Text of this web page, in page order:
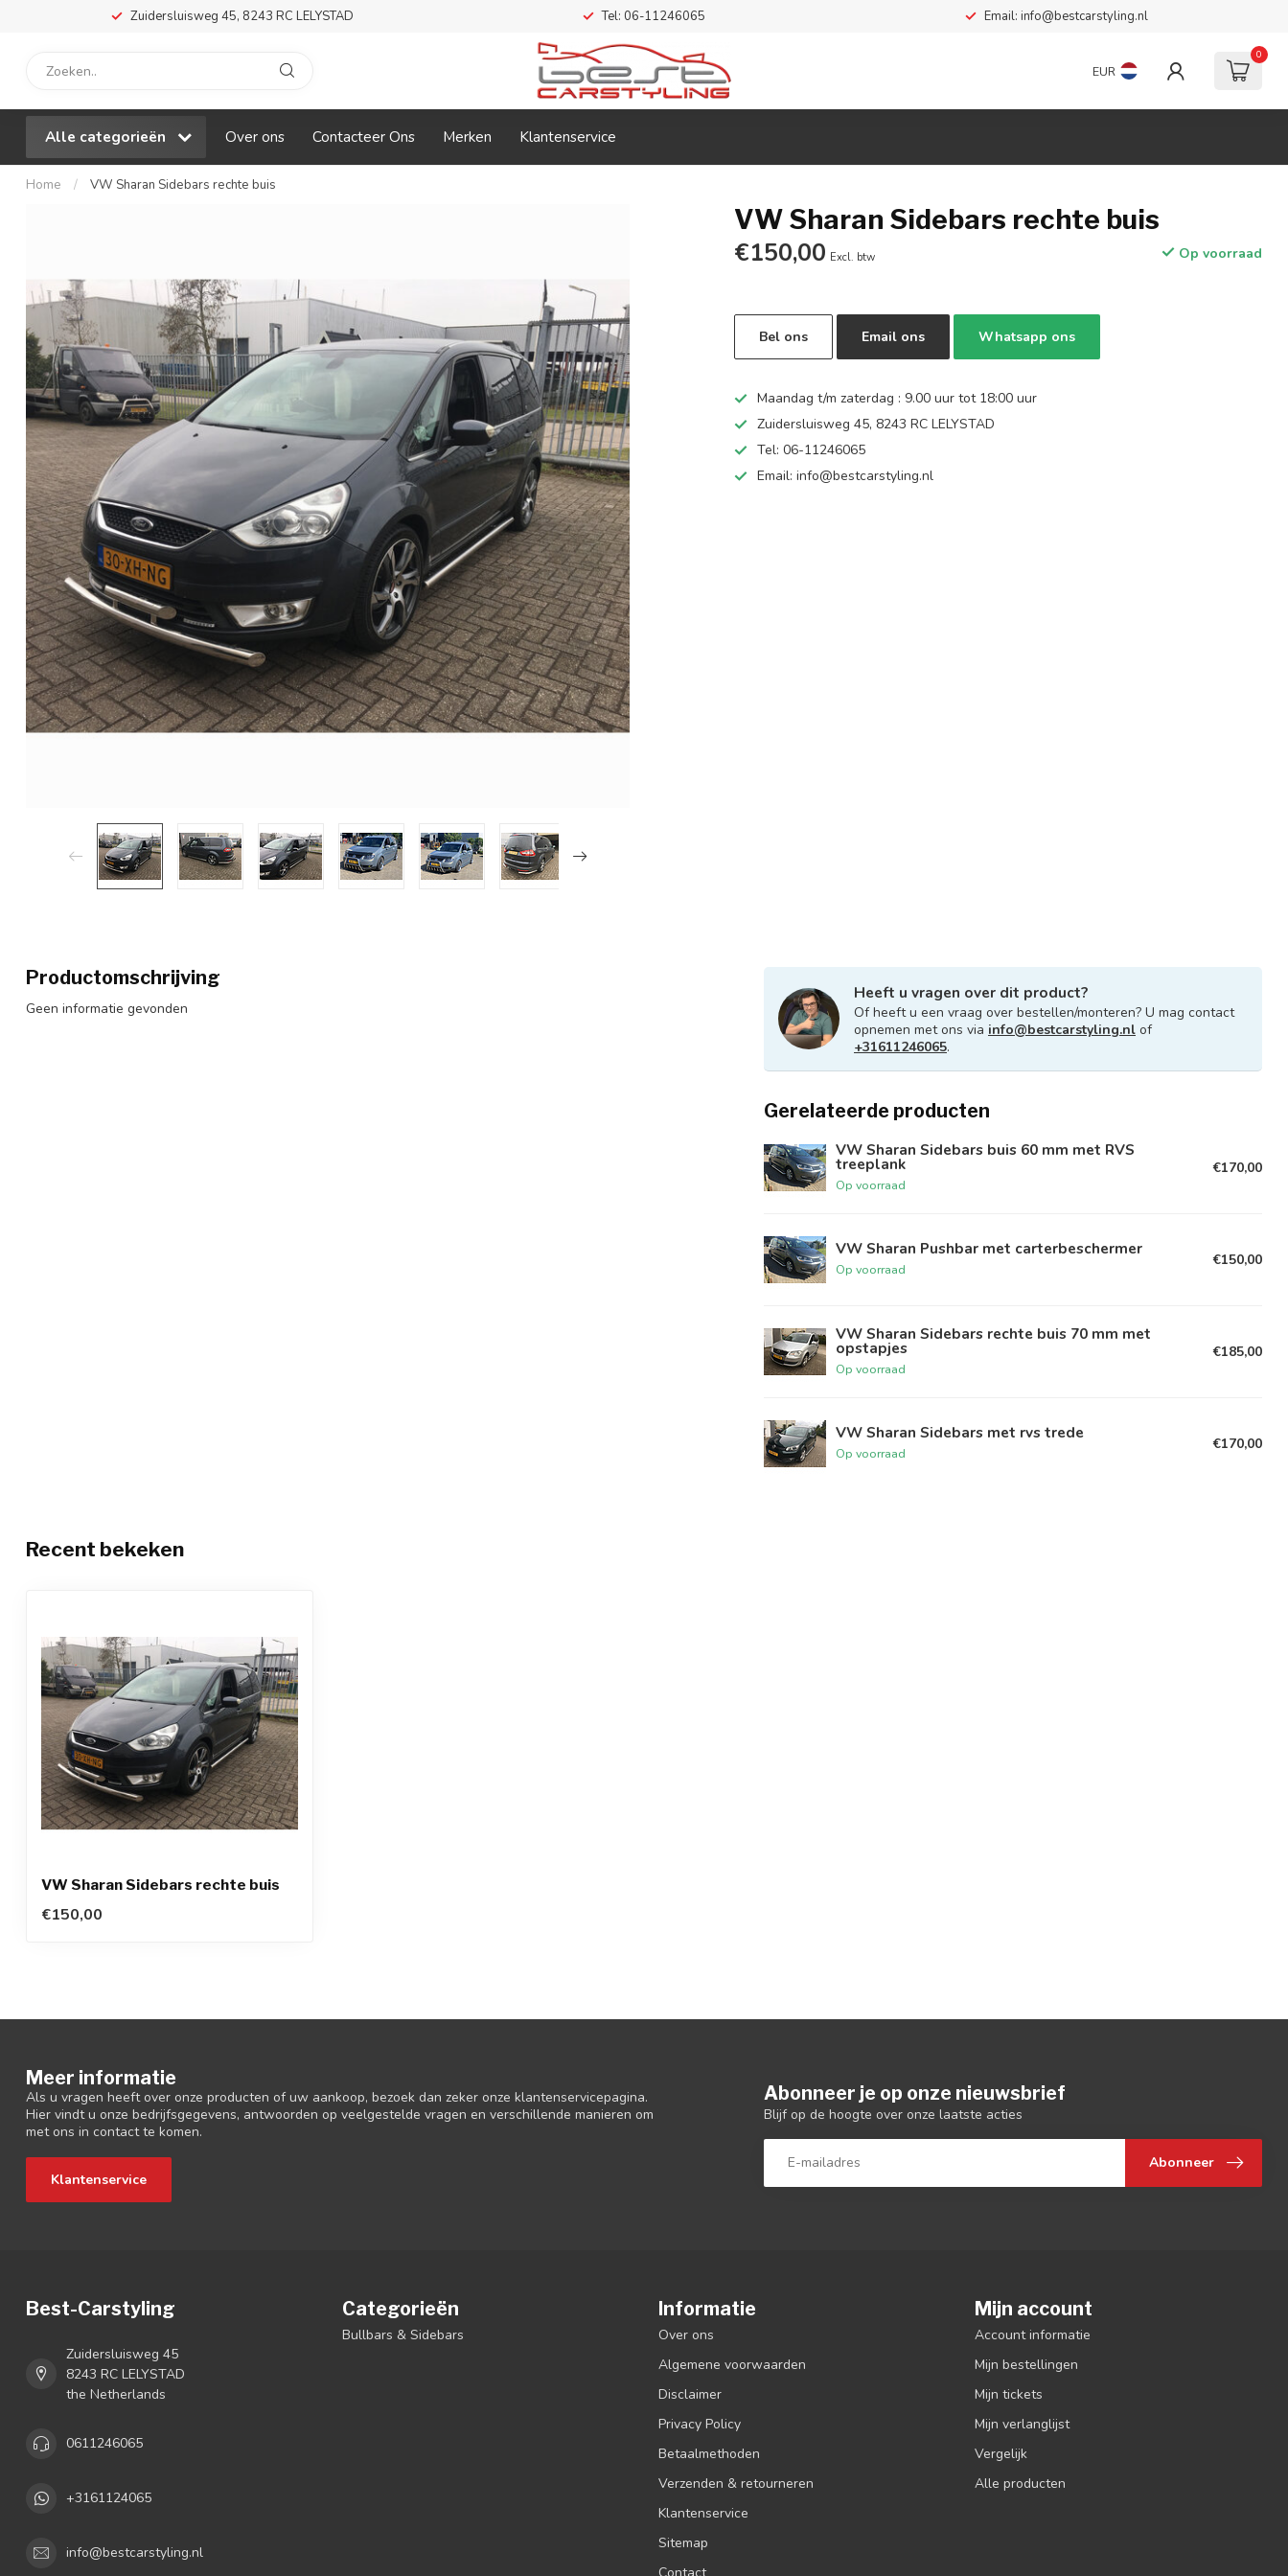
Zuidersluisweg 45, 8243 RC LELYSTAD Tel: 06-11246065 Email: info@bestcarstyling.nl
EUR
0
Alle categorieën Over ons Contacteer Ons Merken Klantenservice
Home / VW Sharan Sidebars rechte buis
VW Sharan Sidebars rechte buis
€150,00 Excl. btw Op voorraad
Bel ons Email ons Whatsapp ons
Maandag t/m zaterdag : 9.00 uur tot 18:00 uur
Zuidersluisweg 45, 8243 RC LELYSTAD
Tel: 06-11246065
Email:info@bestcarstyling.nl
Productomschrijving
Geen informatie gevonden
Heeft u vragen over dit product?
Of heeft u een vraag over bestellen/monteren? U mag contact
opnemen met ons via info@bestcarstyling.nl of
+31611246065.
Gerelateerde producten
VW Sharan Sidebars buis 60 mm met RVS
treeplank
Op voorraad
€170,00
VW Sharan Pushbar met carterbeschermer
Op voorraad
€150,00
VW Sharan Sidebars rechte buis 70 mm met
opstapjes
Op voorraad
€185,00
VW Sharan Sidebars met rvs trede
Op voorraad
€170,00
Recent bekeken
VW Sharan Sidebars rechte buis
€150,00
Meer informatie
Als u vragen heeft over onze producten of uw aankoop, bezoek dan zeker onze klantenservicepagina.
Hier vindt u onze bedrijfsgegevens, antwoorden op veelgestelde vragen en verschillende manieren om
met ons in contact te komen.
Klantenservice
Abonneer je op onze nieuwsbrief
Blijf op de hoogte over onze laatste acties
Abonneer
Best-Carstyling
Zuidersluisweg 45
8243 RC LELYSTAD
the Netherlands
0611246065
+3161124065
info@bestcarstyling.nl
Categorieën
Bullbars & Sidebars
Informatie
Over ons
Algemene voorwaarden
Disclaimer
Privacy Policy
Betaalmethoden
Verzenden & retourneren
Klantenservice
Sitemap
Mijn account
Account informatie
Mijn bestellingen
Mijn tickets
Mijn verlanglijst
Vergelijk
Alle producten